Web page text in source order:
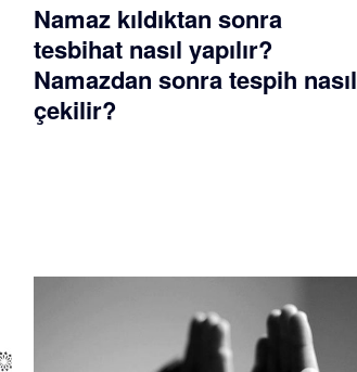
Namaz kıldıktan sonra
tesbihat nasıl yapılır?
Namazdan sonra tespih nasıl
çekilir?